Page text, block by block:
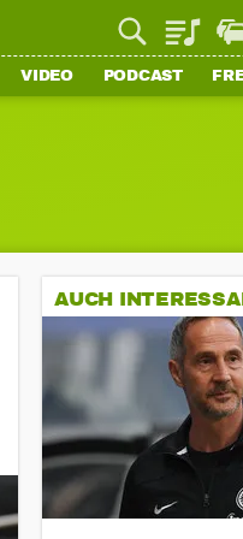
Playlist
VIDEO PODCAST
AUCH